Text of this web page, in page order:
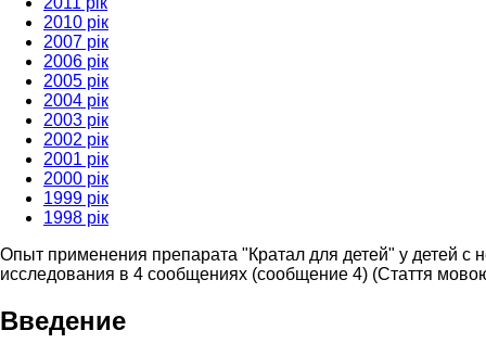
2010 рік
2007 рік
2006 рік
2005 рік
2004 рік
2003 рік
2002 рік
2001 рік
2000 рік
1999 рік
1998 рік
Опыт применения препарата "Кратал для детей" у детей с
исследования в 4 сообщениях (сообщение 4) (Стаття
Введение